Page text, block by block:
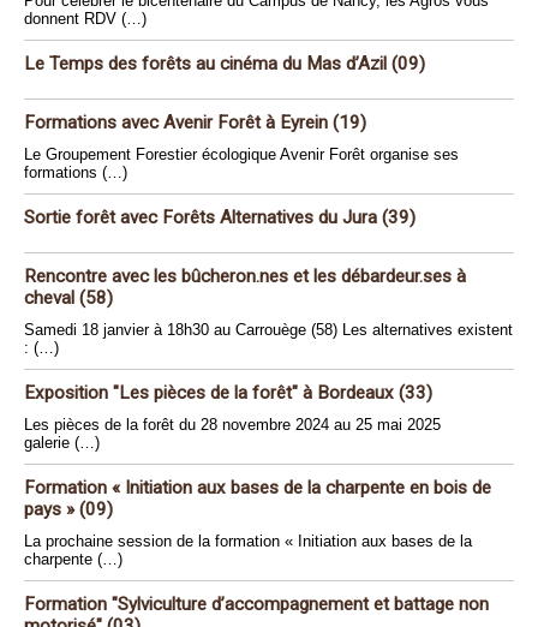
donnent RDV (…)
Le Temps des forêts au cinéma du Mas d’Azil (09)
Formations avec Avenir Forêt à Eyrein (19)
Le Groupement Forestier écologique Avenir Forêt organise ses
formations (…)
Sortie forêt avec Forêts Alternatives du Jura (39)
Rencontre avec les bûcheron.nes et les débardeur.ses à
cheval (58)
Samedi 18 janvier à 18h30 au Carrouège (58) Les alternatives existent
: (…)
Exposition "Les pièces de la forêt" à Bordeaux (33)
Les pièces de la forêt du 28 novembre 2024 au 25 mai 2025
galerie (…)
Formation « Initiation aux bases de la charpente en bois de
pays » (09)
La prochaine session de la formation « Initiation aux bases de la
charpente (…)
Formation "Sylviculture d’accompagnement et battage non